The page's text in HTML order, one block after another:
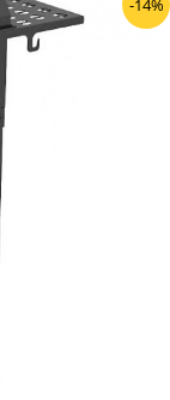
-14%